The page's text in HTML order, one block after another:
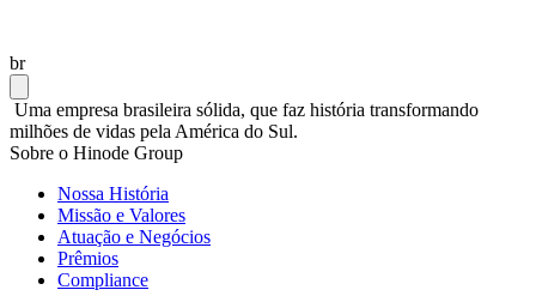
br
Uma empresa brasileira sólida, que faz história transformando
milhões de vidas pela América do Sul.
Sobre o Hinode Group
Nossa História
Missão e Valores
Atuação e Negócios
Prêmios
Compliance